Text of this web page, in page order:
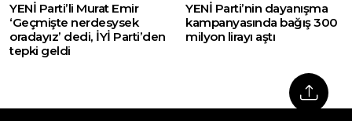
YENİ Parti’li Murat Emir
‘Geçmişte nerdesysek
oradayız’ dedi, İYİ Parti’den
tepki geldi
YENİ Parti’nin dayanışma
kampanyasında bağış 300
milyon lirayı aştı